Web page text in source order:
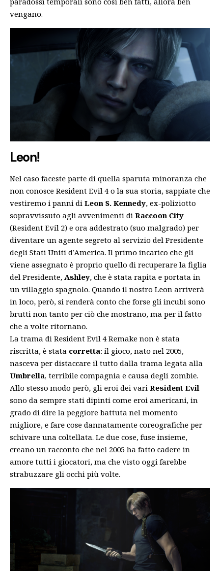
vengano.
Leon!
Nel caso faceste parte di quella sparuta minoranza che
non conosce Resident Evil 4 o la sua storia, sappiate che
vestiremo i panni di Leon S. Kennedy, ex-poliziotto
sopravvissuto agli avvenimenti di Raccoon City
(Resident Evil 2) e ora addestrato (suo malgrado) per
diventare un agente segreto al servizio del Presidente
degli Stati Uniti d’America. Il primo incarico che gli
viene assegnato è proprio quello di recuperare la figlia
del Presidente, Ashley, che è stata rapita e portata in
un villaggio spagnolo. Quando il nostro Leon arriverà
in loco, però, si renderà conto che forse gli incubi sono
brutti non tanto per ciò che mostrano, ma per il fatto
che a volte ritornano.
La trama di Resident Evil 4 Remake non è stata
riscritta, è stata corretta: il gioco, nato nel 2005,
nasceva per distaccare il tutto dalla trama legata alla
Umbrella, terribile compagnia e causa degli zombie.
Allo stesso modo però, gli eroi dei vari Resident Evil
sono da sempre stati dipinti come eroi americani, in
grado di dire la peggiore battuta nel momento
migliore, e fare cose dannatamente coreografiche per
schivare una coltellata. Le due cose, fuse insieme,
creano un racconto che nel 2005 ha fatto cadere in
amore tutti i giocatori, ma che visto oggi farebbe
strabuzzare gli occhi più volte.